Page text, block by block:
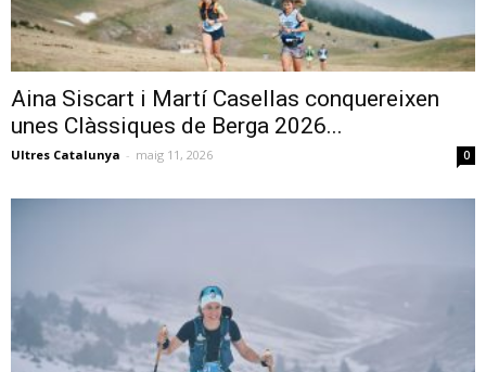
Aina Siscart i Martí Casellas conquereixen
unes Clàssiques de Berga 2026...
Ultres Catalunya - maig 11, 2026 0